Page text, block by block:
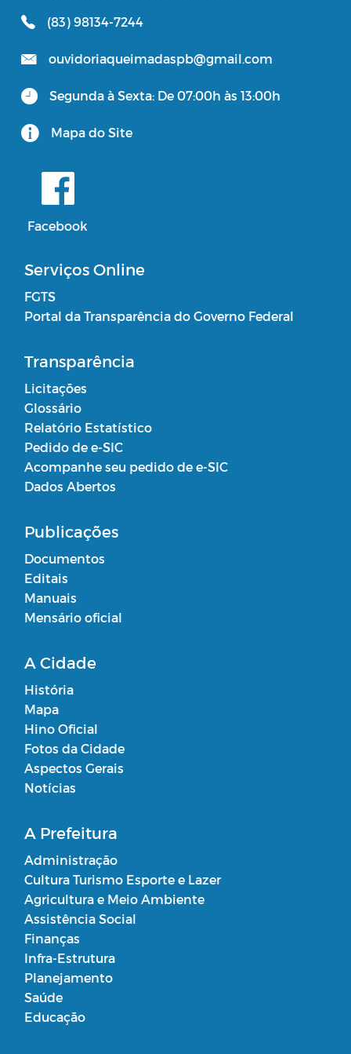
(83) 98134-7244
ouvidoriaqueimadaspb@gmail.com
Segunda à Sexta: De 07:00h às 13:00h
Mapa do Site
Facebook
Serviços Online
FGTS
Portal da Transparência do Governo Federal
Transparência
Licitações
Glossário
Relatório Estatístico
Pedido de e-SIC
Acompanhe seu pedido de e-SIC
Dados Abertos
Publicações
Documentos
Editais
Manuais
Mensário oficial
A Cidade
História
Mapa
Hino Oficial
Fotos da Cidade
Aspectos Gerais
Notícias
A Prefeitura
Administração
Cultura Turismo Esporte e Lazer
Agricultura e Meio Ambiente
Assistência Social
Finanças
Infra-Estrutura
Planejamento
Saúde
Educação